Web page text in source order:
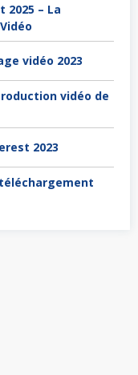
2025 – La
vidéo 2023
vidéo de
2023